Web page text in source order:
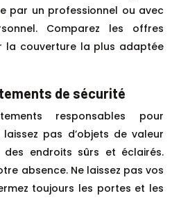
par un professionnel ou avec
Comparez les offres
la couverture la plus adaptée
de sécurité
responsables pour
pas d’objets de valeur
des endroits sûrs et éclairés.
absence. Ne laissez pas vos
toujours les portes et les